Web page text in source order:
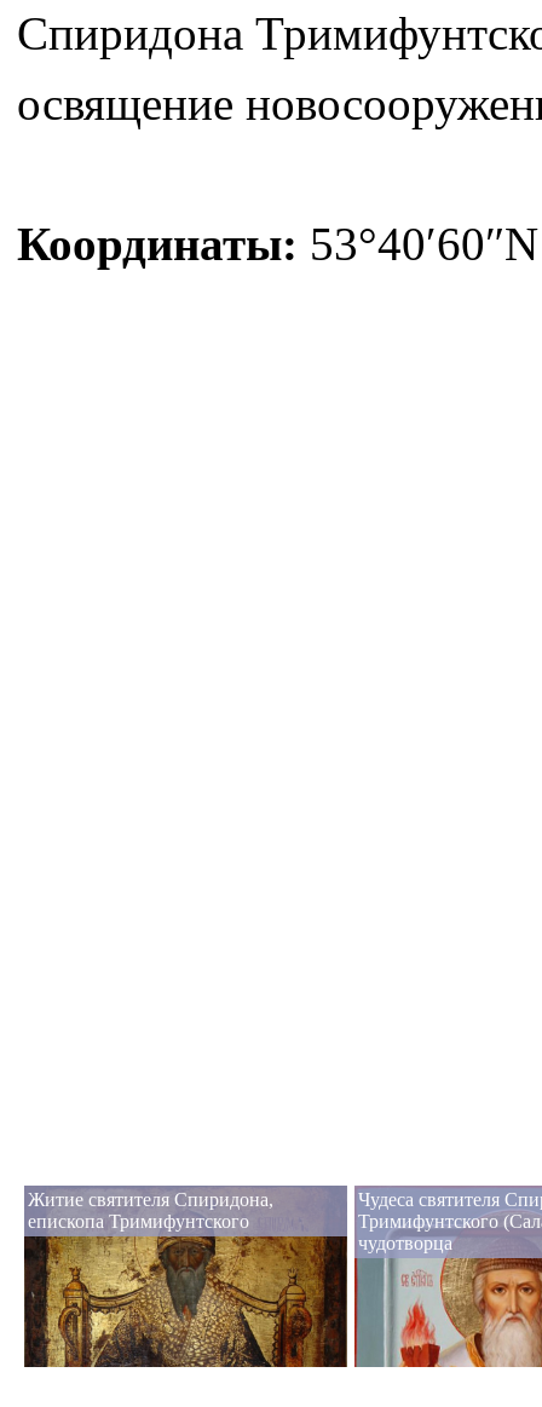
Спиридона
освящение
Координаты:
Житие святителя Спиридона,
епископа Тримифунтского
Чудеса святителя
Тримифунтского
чудотворца